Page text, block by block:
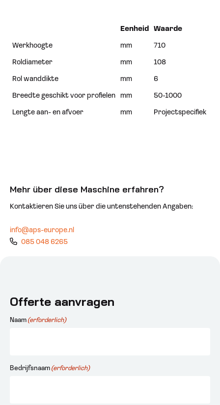
Mehr über diese Maschine erfahren?
Kontaktieren Sie uns über die untenstehenden Angaben:
info@aps-europe.nl
085 048 6265
Eenheid Waarde
Werkhoogte mm 710
Roldiameter mm 108
Rol wanddikte mm 6
Breedte geschikt voor profielen mm 50-1000
Lengte aan- en afvoer mm Projectspecifiek
Offerte aanvragen
Naam (erforderlich)
Bedrijfsnaam (erforderlich)